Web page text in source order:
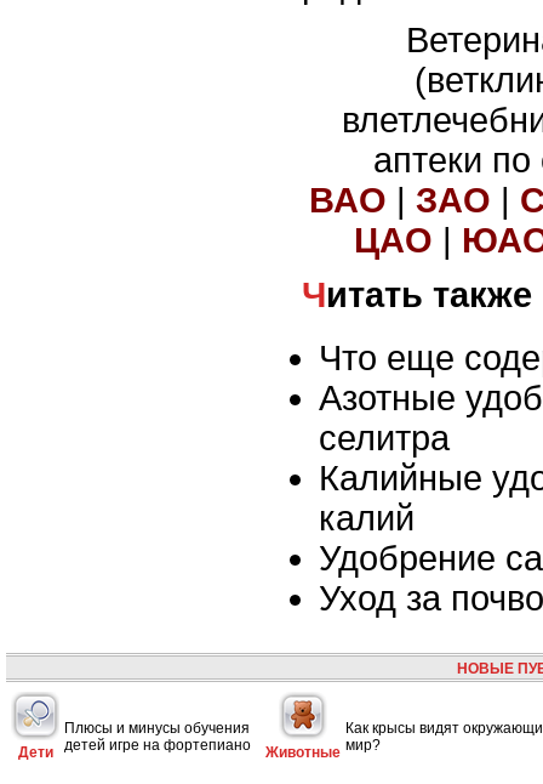
аптеки
ВАО | ЗАО |
ЦАО |
Читать также
Что еще
Азотные
селитра
Калийные
калий
Удобрение
Уход за
НОВЫЕ
Дети
Плюсы и минусы обучения
детей игре на фортепиано
Животные
Как крысы видят
мир?